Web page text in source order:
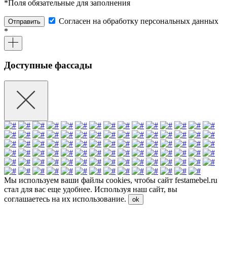
*Поля обязательные для заполнения
Отправить
Согласен на обработку персональных данных
*
Доступные фассады
Мы используем ваши файлы cookies, чтобы сайт festamebel.ru
стал для вас еще удобнее. Используя наш сайт, вы
соглашаетесь на их использование.